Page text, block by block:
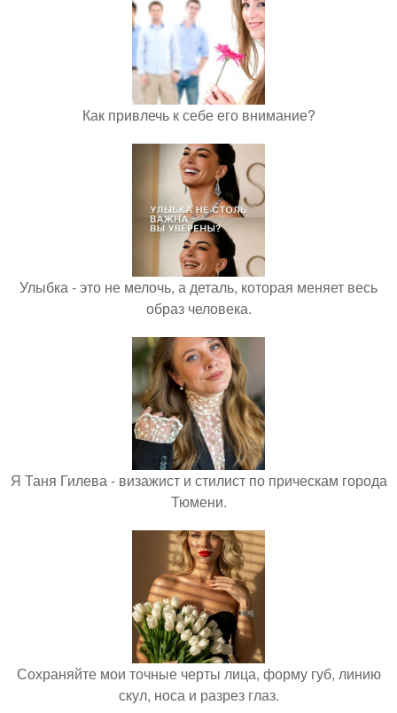
Как привлечь к себе его внимание?
Улыбка - это не мелочь, а деталь, которая меняет весь
образ человека.
Я Таня Гилева - визажист и стилист по прическам города
Тюмени.
Сохраняйте мои точные черты лица, форму губ, линию
скул, носа и разрез глаз.